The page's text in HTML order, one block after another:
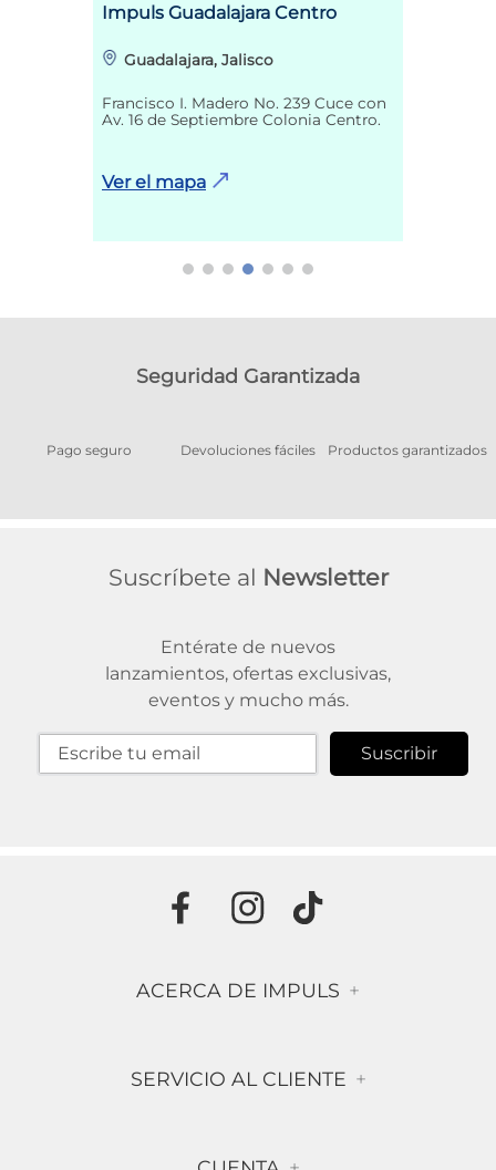
Impuls Guadalajara Centro
Guadalajara, Jalisco
Francisco I. Madero No. 239 Cuce con
Av. 16 de Septiembre Colonia Centro.
Ver el mapa
Seguridad Garantizada
Pago seguro Devoluciones fáciles Productos garantizados
Suscríbete al Newsletter
Entérate de nuevos
lanzamientos, ofertas exclusivas,
eventos y mucho más.
Suscribir
ACERCA DE IMPULS +
SERVICIO AL CLIENTE +